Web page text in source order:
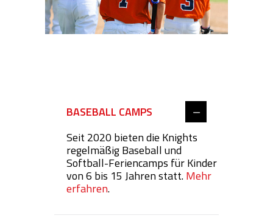
BASEBALL CAMPS
Seit 2020 bieten die Knights
regelmäßig Baseball und
Softball-Feriencamps für Kinder
von 6 bis 15 Jahren statt.Mehr
erfahren.